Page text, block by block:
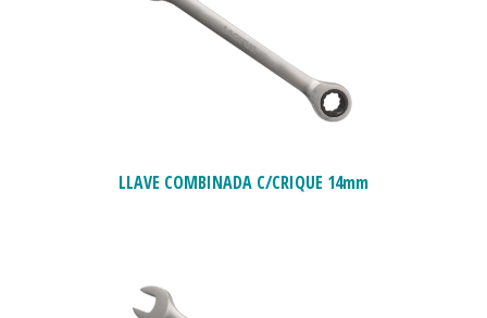
LLAVE COMBINADA C/CRIQUE 14mm